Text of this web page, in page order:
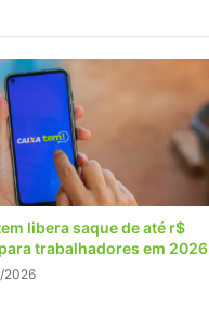
libera saque de até r$
trabalhadores em 2026
2026